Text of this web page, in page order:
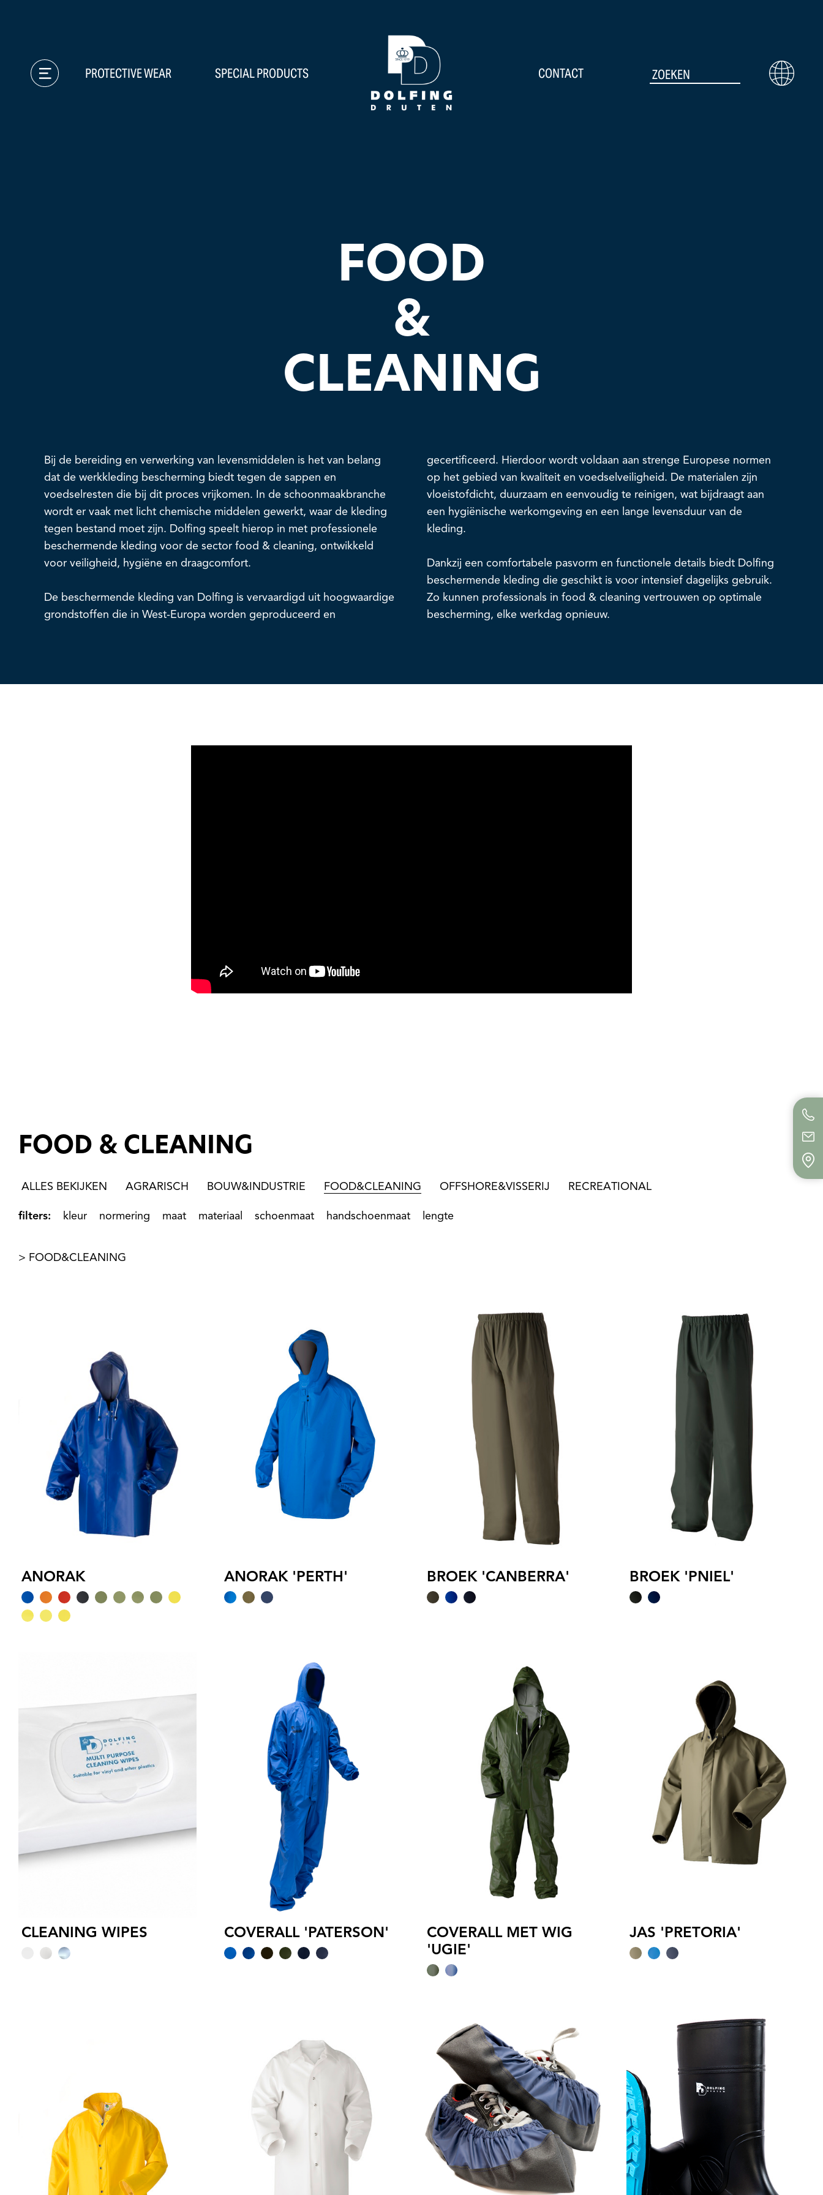
PROTECTIVE WEAR SPECIAL PRODUCTS CONTACT
FOOD
&
CLEANING
Bij de bereiding en verwerking van levensmiddelen is het van belang
dat de werkkleding bescherming biedt tegen de sappen en
voedselresten die bij dit proces vrijkomen. In de schoonmaakbranche
wordt er vaak met licht chemische middelen gewerkt, waar de kleding
tegen bestand moet zijn. Dolfing speelt hierop in met professionele
beschermende kleding voor de sector food & cleaning, ontwikkeld
voor veiligheid, hygiëne en draagcomfort.
De beschermende kleding van Dolfing is vervaardigd uit hoogwaardige
grondstoffen die in West-Europa worden geproduceerd en
gecertificeerd. Hierdoor wordt voldaan aan strenge Europese normen
op het gebied van kwaliteit en voedselveiligheid. De materialen zijn
vloeistofdicht, duurzaam en eenvoudig te reinigen, wat bijdraagt aan
een hygiënische werkomgeving en een lange levensduur van de
kleding.
Dankzij een comfortabele pasvorm en functionele details biedt Dolfing
beschermende kleding die geschikt is voor intensief dagelijks gebruik.
Zo kunnen professionals in food & cleaning vertrouwen op optimale
bescherming, elke werkdag opnieuw.
FOOD & CLEANING
ALLES BEKIJKEN AGRARISCH BOUW&INDUSTRIE FOOD&CLEANING OFFSHORE&VISSERIJ RECREATIONAL
filters: kleur normering maat materiaal schoenmaat handschoenmaat lengte
> FOOD&CLEANING
ANORAK ANORAK 'PERTH' BROEK 'CANBERRA' BROEK 'PNIEL'
CLEANING WIPES COVERALL 'PATERSON'
COVERALL MET WIG
'UGIE'
JAS 'PRETORIA'